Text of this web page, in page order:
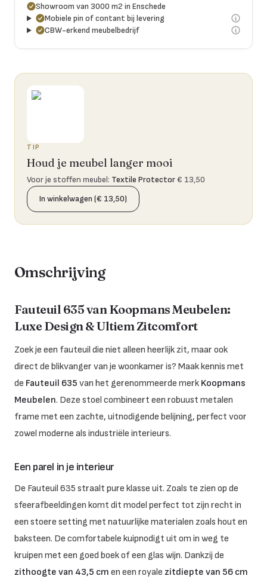
Showroom van 3000 m2 in Enschede
Mobiele pin of contant bij levering
CBW-erkend meubelbedrijf
TIP
Houd je meubel langer mooi
Voor je stoffen meubel: Textile Protector€ 13,50
In winkelwagen (€ 13,50)
Omschrijving
Fauteuil 635 van Koopmans Meubelen:
Luxe Design & Ultiem Zitcomfort
Zoek je een fauteuil die niet alleen heerlijk zit, maar ook
direct de blikvanger van je woonkamer is? Maak kennis met
de Fauteuil 635 van het gerenommeerde merk Koopmans
Meubelen. Deze stoel combineert een robuust metalen
frame met een zachte, uitnodigende belijning, perfect voor
zowel moderne als industriële interieurs.
Een parel in je interieur
De Fauteuil 635 straalt pure klasse uit. Zoals te zien op de
sfeerafbeeldingen komt dit model perfect tot zijn recht in
een stoere setting met natuurlijke materialen zoals hout en
baksteen. De comfortabele kuipnodigt uit om in weg te
kruipen met een goed boek of een glas wijn. Dankzij de
zithoogte van 43,5 cm en een royale zitdiepte van 56 cm